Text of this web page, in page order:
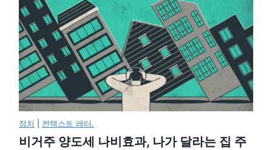
정치 컨텍스트 레터.
비거주 양도세 나비효과, 나가 달라는 집 주